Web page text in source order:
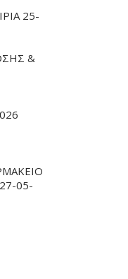
25-
&
05-